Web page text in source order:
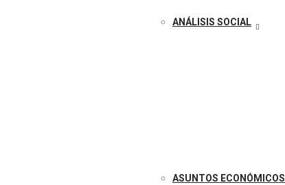
ANÁLISIS SOCIAL
ASUNTOS ECONÓMICOS